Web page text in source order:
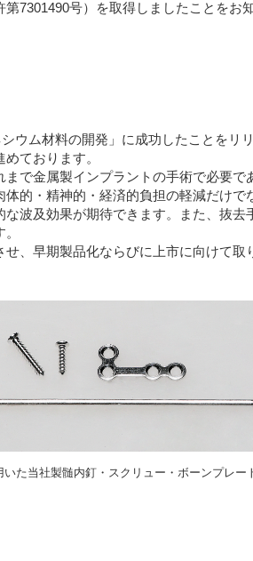
7301490号）を取得しましたことをお
ウム材料の開発」に成功したことをリ
ております。
で金属製インプラントの手術で必要で
的・精神的・経済的負担の軽減だけで
波及効果が期待できます。また、抜去
、早期製品化ならびに上市に向けて取
いた当社製髄内釘・スクリュー・ボーンプレー